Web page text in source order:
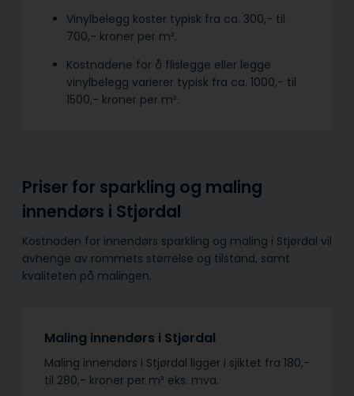
Vinylbelegg koster typisk fra ca. 300,- til
700,- kroner per m².
Kostnadene for å flislegge eller legge
vinylbelegg varierer typisk fra ca. 1000,- til
1500,- kroner per m².
Priser for sparkling og maling
innendørs i Stjørdal
Kostnaden for innendørs sparkling og maling i Stjørdal vil
avhenge av rommets størrelse og tilstand, samt
kvaliteten på malingen.
Maling innendørs i Stjørdal
Maling innendørs i Stjørdal ligger i sjiktet fra 180,-
til 280,- kroner per m² eks. mva.